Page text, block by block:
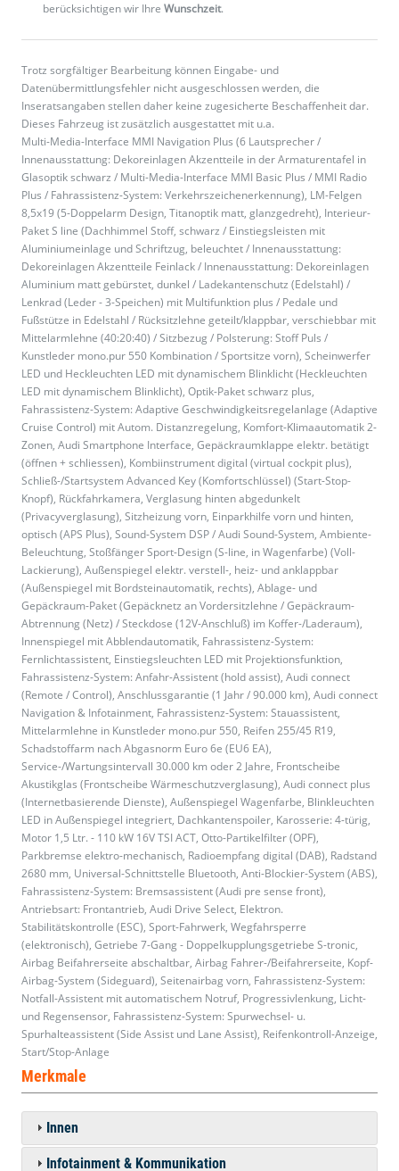
berücksichtigen wir Ihre Wunschzeit.
Trotz sorgfältiger Bearbeitung können Eingabe- und
Datenübermittlungsfehler nicht ausgeschlossen werden, die
Inseratsangaben stellen daher keine zugesicherte Beschaffenheit dar.
Dieses Fahrzeug ist zusätzlich ausgestattet mit u.a.
Multi-Media-Interface MMI Navigation Plus (6 Lautsprecher /
Innenausstattung: Dekoreinlagen Akzentteile in der Armaturentafel in
Glasoptik schwarz / Multi-Media-Interface MMI Basic Plus / MMI Radio
Plus / Fahrassistenz-System: Verkehrszeichenerkennung), LM-Felgen
8,5x19 (5-Doppelarm Design, Titanoptik matt, glanzgedreht), Interieur-
Paket S line (Dachhimmel Stoff, schwarz / Einstiegsleisten mit
Aluminiumeinlage und Schriftzug, beleuchtet / Innenausstattung:
Dekoreinlagen Akzentteile Feinlack / Innenausstattung: Dekoreinlagen
Aluminium matt gebürstet, dunkel / Ladekantenschutz (Edelstahl) /
Lenkrad (Leder - 3-Speichen) mit Multifunktion plus / Pedale und
Fußstütze in Edelstahl / Rücksitzlehne geteilt/klappbar, verschiebbar mit
Mittelarmlehne (40:20:40) / Sitzbezug / Polsterung: Stoff Puls /
Kunstleder mono.pur 550 Kombination / Sportsitze vorn), Scheinwerfer
LED und Heckleuchten LED mit dynamischem Blinklicht (Heckleuchten
LED mit dynamischem Blinklicht), Optik-Paket schwarz plus,
Fahrassistenz-System: Adaptive Geschwindigkeitsregelanlage (Adaptive
Cruise Control) mit Autom. Distanzregelung, Komfort-Klimaautomatik 2-
Zonen, Audi Smartphone Interface, Gepäckraumklappe elektr. betätigt
(öffnen + schliessen), Kombiinstrument digital (virtual cockpit plus),
Schließ-/Startsystem Advanced Key (Komfortschlüssel) (Start-Stop-
Knopf), Rückfahrkamera, Verglasung hinten abgedunkelt
(Privacyverglasung), Sitzheizung vorn, Einparkhilfe vorn und hinten,
optisch (APS Plus), Sound-System DSP / Audi Sound-System, Ambiente-
Beleuchtung, Stoßfänger Sport-Design (S-line, in Wagenfarbe) (Voll-
Lackierung), Außenspiegel elektr. verstell-, heiz- und anklappbar
(Außenspiegel mit Bordsteinautomatik, rechts), Ablage- und
Gepäckraum-Paket (Gepäcknetz an Vordersitzlehne / Gepäckraum-
Abtrennung (Netz) / Steckdose (12V-Anschluß) im Koffer-/Laderaum),
Innenspiegel mit Abblendautomatik, Fahrassistenz-System:
Fernlichtassistent, Einstiegsleuchten LED mit Projektionsfunktion,
Fahrassistenz-System: Anfahr-Assistent (hold assist), Audi connect
(Remote / Control), Anschlussgarantie (1 Jahr / 90.000 km), Audi connect
Navigation & Infotainment, Fahrassistenz-System: Stauassistent,
Mittelarmlehne in Kunstleder mono.pur 550, Reifen 255/45 R19,
Schadstoffarm nach Abgasnorm Euro 6e (EU6 EA),
Service-/Wartungsintervall 30.000 km oder 2 Jahre, Frontscheibe
Akustikglas (Frontscheibe Wärmeschutzverglasung), Audi connect plus
(Internetbasierende Dienste), Außenspiegel Wagenfarbe, Blinkleuchten
LED in Außenspiegel integriert, Dachkantenspoiler, Karosserie: 4-türig,
Motor 1,5 Ltr. - 110 kW 16V TSI ACT, Otto-Partikelfilter (OPF),
Parkbremse elektro-mechanisch, Radioempfang digital (DAB), Radstand
2680 mm, Universal-Schnittstelle Bluetooth, Anti-Blockier-System (ABS),
Fahrassistenz-System: Bremsassistent (Audi pre sense front),
Antriebsart: Frontantrieb, Audi Drive Select, Elektron.
Stabilitätskontrolle (ESC), Sport-Fahrwerk, Wegfahrsperre
(elektronisch), Getriebe 7-Gang - Doppelkupplungsgetriebe S-tronic,
Airbag Beifahrerseite abschaltbar, Airbag Fahrer-/Beifahrerseite, Kopf-
Airbag-System (Sideguard), Seitenairbag vorn, Fahrassistenz-System:
Notfall-Assistent mit automatischem Notruf, Progressivlenkung, Licht-
und Regensensor, Fahrassistenz-System: Spurwechsel- u.
Spurhalteassistent (Side Assist und Lane Assist), Reifenkontroll-Anzeige,
Start/Stop-Anlage
Merkmale
Innen
Infotainment & Kommunikation